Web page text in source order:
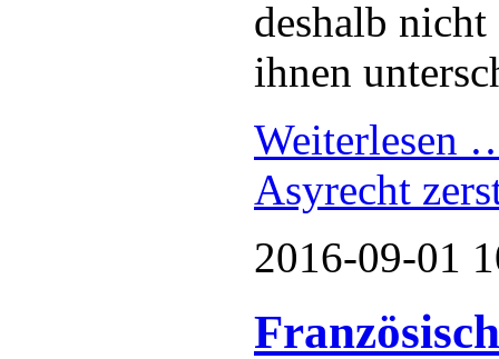
deshalb
ihnen
Weiterlesen
Asyrecht
2016-09-01